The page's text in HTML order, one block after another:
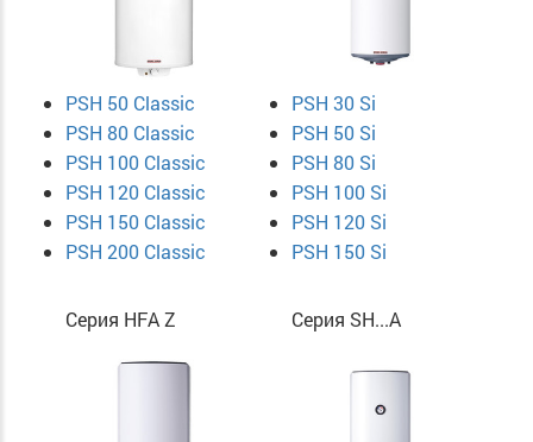
PSH 50 Classic
PSH 80 Classic
PSH 100 Classic
PSH 120 Classic
PSH 150 Classic
PSH 200 Classic
PSH 30 Si
PSH 50 Si
PSH 80 Si
PSH 100 Si
PSH 120 Si
PSH 150 Si
Серия HFA Z Серия SH...A